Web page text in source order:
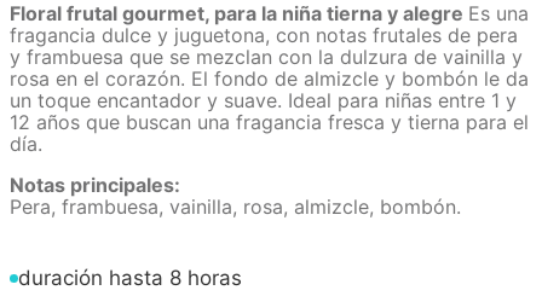
Floral frutal gourmet, para la niña tierna y alegre Es una
fragancia dulce y juguetona, con notas frutales de pera
y frambuesa que se mezclan con la dulzura de vainilla y
rosa en el corazón. El fondo de almizcle y bombón le da
un toque encantador y suave. Ideal para niñas entre 1 y
12 años que buscan una fragancia fresca y tierna para el
día.
Notas principales:
Pera, frambuesa, vainilla, rosa, almizcle, bombón.
duración hasta 8 horas